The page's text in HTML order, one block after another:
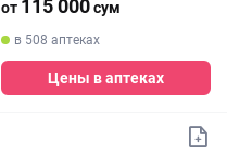
от 115 000сум
в 508 аптеках
Цены в аптеках